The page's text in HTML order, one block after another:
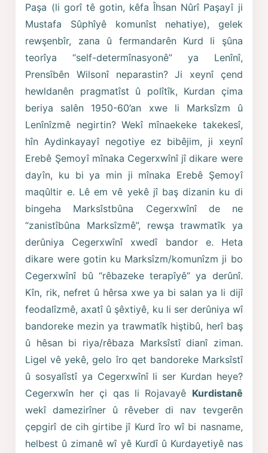
Paşa (li gorî tê gotin, kêfa Îhsan Nûrî Paşayî ji
Mustafa Sûphîyê komunîst nehatiye), gelek
rewşenbîr, zana û fermandarên Kurd li şûna
teorîya “self-determînasyonê” ya Lenînî,
Prensîbên Wilsonî neparastin? Ji xeynî çend
hewldanên pragmatîst û polîtîk, Kurdan çima
beriya salên 1950-60’an xwe li Marksîzm û
Lenînîzmê negirtin? Wekî mînaekeke takekesî,
hîn Aydinkayayî negotiye ez bibêjim, ji xeynî
Erebê Şemoyî mînaka Cegerxwînî jî dikare were
dayîn, ku bi ya min ji mînaka Erebê Şemoyî
maqûltir e. Lê em vê yekê jî baş dizanin ku di
bingeha Marksîstbûna Cegerxwînî de ne
“zanistîbûna Marksîzmê”, rewşa trawmatîk ya
derûniya Cegerxwînî xwedî bandor e. Heta
dikare were gotin ku Marksîzm/komunîzm ji bo
Cegerxwînî bû “rêbazeke terapîyê” ya derûnî.
Kîn, rik, nefret û hêrsa xwe ya bi salan ya li dijî
feodalîzmê, axatî û şêxtiyê, ku li ser derûniya wî
bandoreke mezin ya trawmatîk hiştibû, herî baş
û hêsan bi riya/rêbaza Marksîstî dianî ziman.
Ligel vê yekê, gelo îro qet bandoreke Marksîstî
û sosyalîstî ya Cegerxwînî li ser Kurdan heye?
Cegerxwîn her çi qas li Rojavayê Kurdistanê
wekî damezirîner û rêveber di nav tevgerên
çepgirî de cih girtibe jî Kurd îro wî bi nasname,
helbest û zimanê wî yê Kurdî û Kurdayetiyê nas